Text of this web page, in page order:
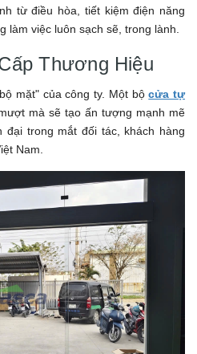
từ điều hòa, tiết kiệm điện năng
làm việc luôn sạch sẽ, trong lành.
Thương Hiệu
mặt" của công ty. Một bộcửa tự
mà sẽ tạo ấn tượng mạnh mẽ
đại trong mắt đối tác, khách hàng
Nam.